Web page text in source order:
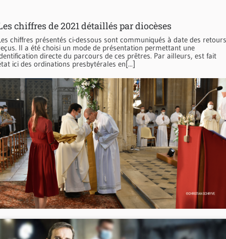
chiffres de 2021 détaillés par diocèses
chiffres présentés ci-dessous sont communiqués à date des retours
Il a été choisi un mode de présentation permettant une
directe du parcours de ces prêtres. Par ailleurs, est fait
ici des ordinations presbytérales en[...]